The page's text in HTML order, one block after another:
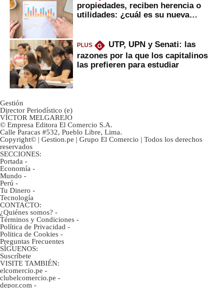
propiedades, reciben herencia o
utilidades: ¿cuál es su nueva
PLUS G
UTP, UPN y Senati: las
razones por la que los capitalinos
las prefieren para estudiar
Gestión
Director Periodístico (e)
VÍCTOR MELGAREJO
© Empresa Editora El Comercio S.A.
Calle Paracas #532, Pueblo Libre, Lima.
Copyright© | Gestion.pe | Grupo El Comercio | Todos los derechos
reservados
SECCIONES:
Portada -
Economía -
Mundo -
Perú -
Tu Dinero -
Tecnología
CONTACTO:
¿Quiénes somos? -
Términos y Condiciones -
Política de Privacidad -
Politica de Cookies -
Preguntas Frecuentes
SÍGUENOS:
Suscríbete
VISITE TAMBIÉN:
elcomercio.pe -
clubelcomercio.pe -
depor.com -